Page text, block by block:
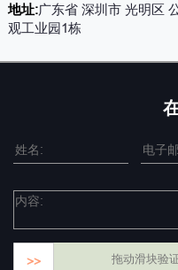
地址:广东省 深圳市 光明区
观工业园1栋
>> 拖动滑块验